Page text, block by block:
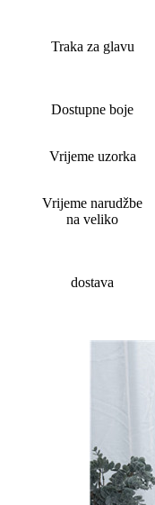
Traka za glavu
Dostupne boje
Vrijeme uzorka
Vrijeme narudžbe
na veliko
dostava